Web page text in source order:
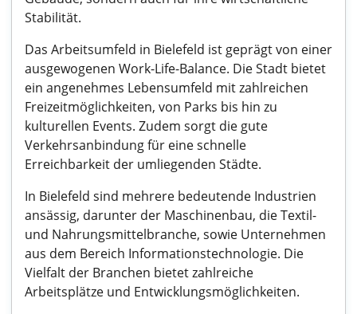
Stabilität.
Das Arbeitsumfeld in Bielefeld ist geprägt von einer
ausgewogenen Work-Life-Balance. Die Stadt bietet
ein angenehmes Lebensumfeld mit zahlreichen
Freizeitmöglichkeiten, von Parks bis hin zu
kulturellen Events. Zudem sorgt die gute
Verkehrsanbindung für eine schnelle
Erreichbarkeit der umliegenden Städte.
In Bielefeld sind mehrere bedeutende Industrien
ansässig, darunter der Maschinenbau, die Textil-
und Nahrungsmittelbranche, sowie Unternehmen
aus dem Bereich Informationstechnologie. Die
Vielfalt der Branchen bietet zahlreiche
Arbeitsplätze und Entwicklungsmöglichkeiten.